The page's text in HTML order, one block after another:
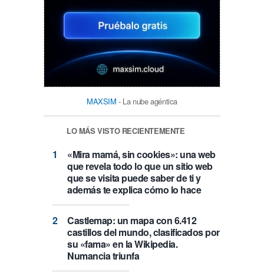
MAXSIM - La nube agéntica
LO MÁS VISTO RECIENTEMENTE
«Mira mamá, sin cookies»: una web
que revela todo lo que un sitio web
que se visita puede saber de ti y
además te explica cómo lo hace
Castlemap: un mapa con 6.412
castillos del mundo, clasificados por
su «fama» en la Wikipedia.
Numancia triunfa